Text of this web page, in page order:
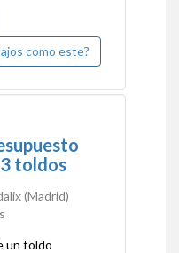
como este?
toldos
(Madrid)
un toldo